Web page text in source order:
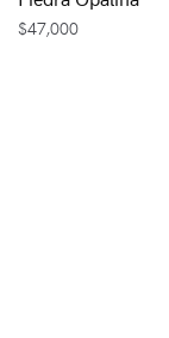
$47,000